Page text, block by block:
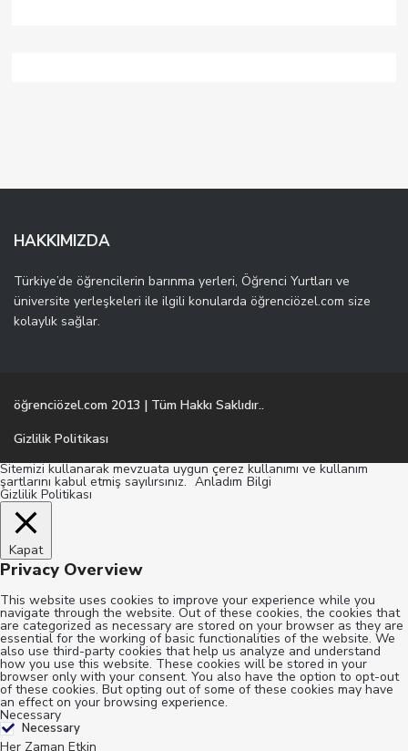
HAKKIMIZDA
Türkiye’de öğrencilerin barınma yerleri, Öğrenci Yurtları ve
üniversite yerleşkeleri ile ilgili konularda öğrenciözel.com size
kolaylık sağlar.
öğrenciözel.com 2013 | Tüm Hakkı Saklıdır..
Gizlilik Politikası
Sitemizi kullanarak mevzuata uygun çerez kullanımı ve kullanım
şartlarını kabul etmiş sayılırsınız. Anladım Bilgi
Gizlilik Politikası
Kapat
Privacy Overview
This website uses cookies to improve your experience while you
navigate through the website. Out of these cookies, the cookies that
are categorized as necessary are stored on your browser as they are
essential for the working of basic functionalities of the website. We
also use third-party cookies that help us analyze and understand
how you use this website. These cookies will be stored in your
browser only with your consent. You also have the option to opt-out
of these cookies. But opting out of some of these cookies may have
an effect on your browsing experience.
Necessary
Necessary
Her Zaman Etkin